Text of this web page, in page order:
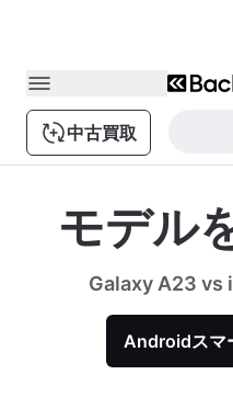
中古買取
モデル
Galaxy A23 vs
Androidスマ